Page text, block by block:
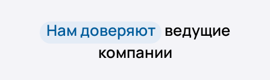
Нам доверяют ведущие
компании